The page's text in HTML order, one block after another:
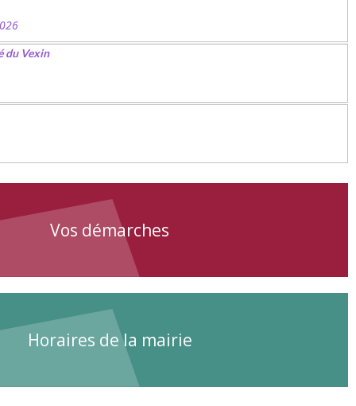
du Vexin
Vos démarches
Horaires de la mairie